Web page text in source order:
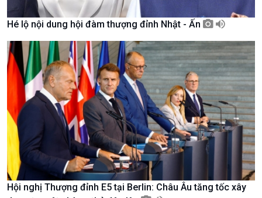
Tin Chính trị
Chính phủ với người dân
Quốc hội với cử tri
Xây dựng đảng
Đảng trong cuộc sống
Nhận diện sự thật
Pháp luật và đời sống
Tin thế giới
Vấn đề quốc tế
Hồ sơ sự kiện quốc tế
Thế giới & Việt Nam
Biên cương - Một dải vững
bền
Hé lộ nội dung hội đàm thượng đỉnh Nhật - Ấn
Hội nghị Thượng đỉnh E5 tại Berlin: Châu Âu tăng tốc xây